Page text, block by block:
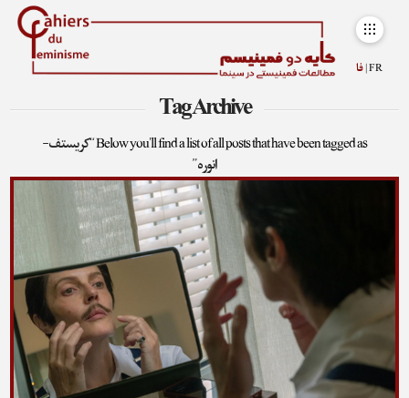
FR | فا
Tag Archive
Below you'll find a list of all posts that have been tagged as“کریستف-
انوره”